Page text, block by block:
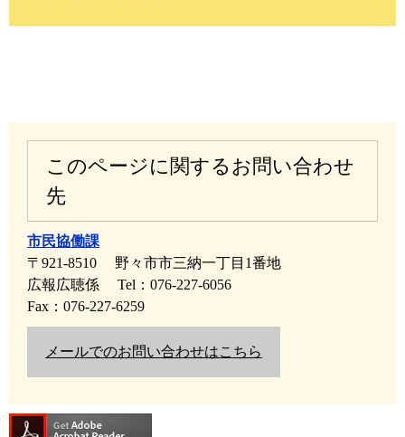
このページに関するお問い合わせ
先
市民協働課
〒921-8510
野々市市三納一丁目1番地
広報広聴係
Tel：076-227-6056
Fax：076-227-6259
メールでのお問い合わせはこちら